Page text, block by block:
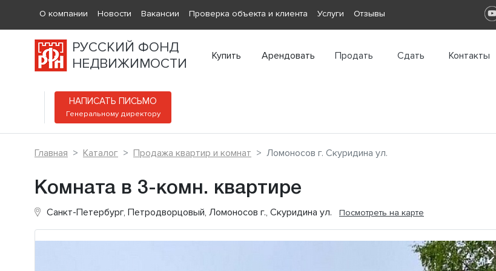
О компании Новости Вакансии Проверка объекта и клиента Услуги Отзывы
РУССКИЙ ФОНД
НЕДВИЖИМОСТИ
Купить Арендовать Продать Сдать Контакты
НАПИСАТЬ ПИСЬМО
Генеральному директору
Главная Каталог Продажа квартир и комнат Ломоносов г. Скуридина ул.
Комната в 3-комн. квартире
Санкт-Петербург, Петродворцовый, Ломоносов г., Скуридина ул. Посмотреть на карте